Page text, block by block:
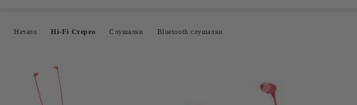
Начало Hi-Fi Стерео Слушалки Bluetooth слушалки